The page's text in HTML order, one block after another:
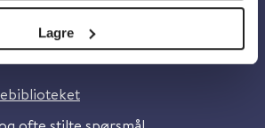
Lagre